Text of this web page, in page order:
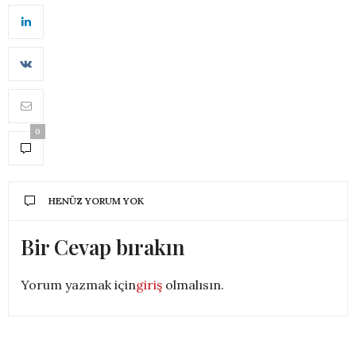
0
HENÜZ YORUM YOK
Bir Cevap bırakın
Yorum yazmak içingiriş olmalısın.